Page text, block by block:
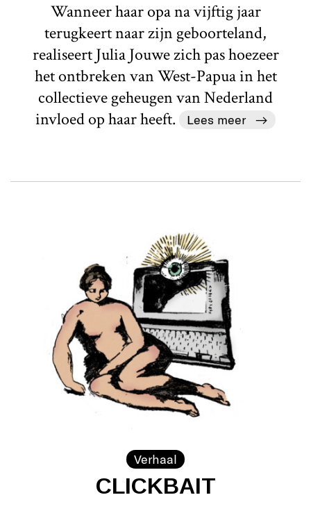
Wanneer haar opa na vijftig jaar
terugkeert naar zijn geboorteland,
realiseert Julia Jouwe zich pas hoezeer
het ontbreken van West-Papua in het
collectieve geheugen van Nederland
invloed op haar heeft.
Lees meer
Verhaal
CLICKBAIT